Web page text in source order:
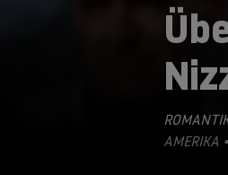
AMERIKA